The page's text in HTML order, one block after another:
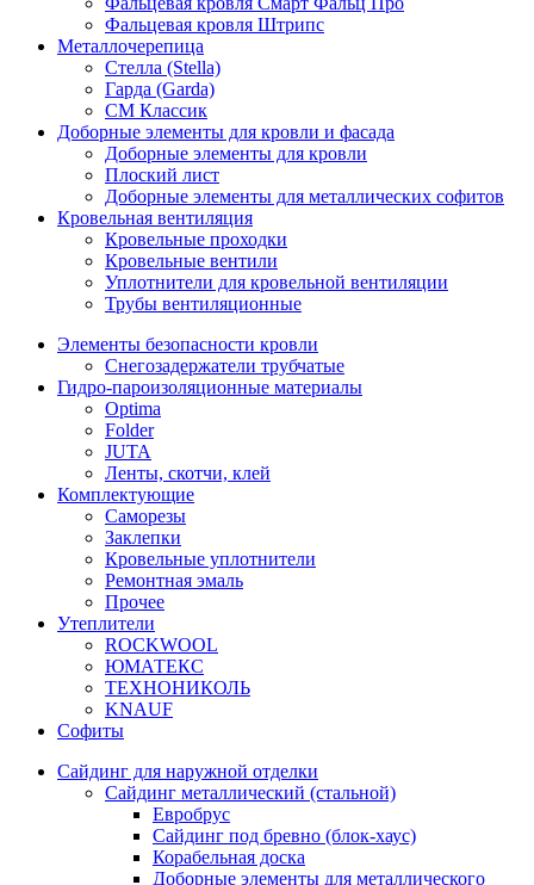
Фальцевая кровля Штрипс
Металлочерепица
Стелла (Stella)
Гарда (Garda)
СМ Классик
Доборные элементы для кровли и фасада
Доборные элементы для кровли
Плоский лист
Доборные элементы для металлических софитов
Кровельная вентиляция
Кровельные проходки
Кровельные вентили
Уплотнители для кровельной вентиляции
Трубы вентиляционные
Элементы безопасности кровли
Снегозадержатели трубчатые
Гидро-пароизоляционные материалы
Optima
Folder
JUTA
Ленты, скотчи, клей
Комплектующие
Саморезы
Заклепки
Кровельные уплотнители
Ремонтная эмаль
Прочее
Утеплители
ROCKWOOL
ЮМАТЕКС
ТЕХНОНИКОЛЬ
KNAUF
Софиты
Сайдинг для наружной отделки
Сайдинг металлический (стальной)
Евробрус
Сайдинг под бревно (блок-хаус)
Корабельная доска
Доборные элементы для металлического